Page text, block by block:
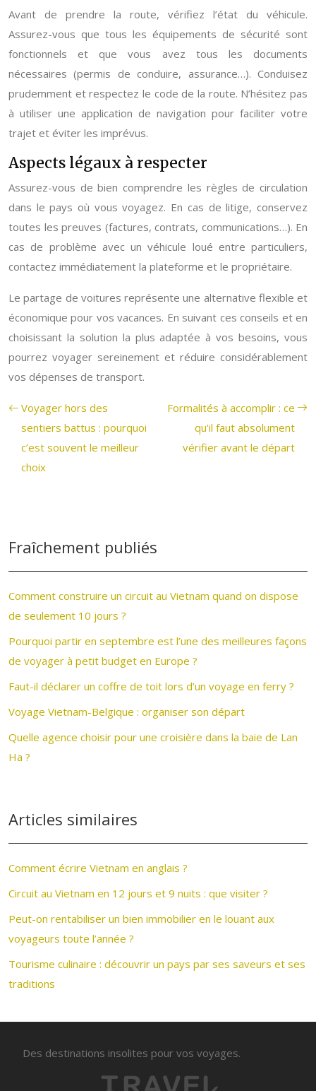
Avant de prendre la route, vérifiez l’état du véhicule.
Assurez-vous que tous les équipements de sécurité sont
fonctionnels et que vous avez tous les documents
nécessaires (permis de conduire, assurance…). Conduisez
prudemment et respectez le code de la route. N’hésitez pas
à utiliser une application de navigation pour faciliter votre
trajet et éviter les imprévus.
Aspects légaux à respecter
Assurez-vous de bien comprendre les règles de circulation
dans le pays où vous voyagez. En cas de litige, conservez
toutes les preuves (factures, contrats, communications…). En
cas de problème avec un véhicule loué entre particuliers,
contactez immédiatement la plateforme et le propriétaire.
Le partage de voitures représente une alternative flexible et
économique pour vos vacances. En suivant ces conseils et en
choisissant la solution la plus adaptée à vos besoins, vous
pourrez voyager sereinement et réduire considérablement
vos dépenses de transport.
Voyager hors des
sentiers battus : pourquoi
c’est souvent le meilleur
choix
Formalités à accomplir : ce
qu’il faut absolument
vérifier avant le départ
Fraîchement publiés
Comment construire un circuit au Vietnam quand on dispose
de seulement 10 jours ?
Pourquoi partir en septembre est l’une des meilleures façons
de voyager à petit budget en Europe ?
Faut-il déclarer un coffre de toit lors d’un voyage en ferry ?
Voyage Vietnam-Belgique : organiser son départ
Quelle agence choisir pour une croisière dans la baie de Lan
Ha ?
Articles similaires
Comment écrire Vietnam en anglais ?
Circuit au Vietnam en 12 jours et 9 nuits : que visiter ?
Peut-on rentabiliser un bien immobilier en le louant aux
voyageurs toute l’année ?
Tourisme culinaire : découvrir un pays par ses saveurs et ses
traditions
Des destinations insolites pour vos voyages.